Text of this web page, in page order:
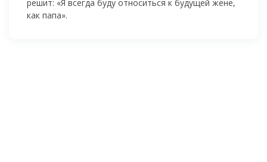
решит: «Я всегда буду относиться к будущей жене,
как папа».